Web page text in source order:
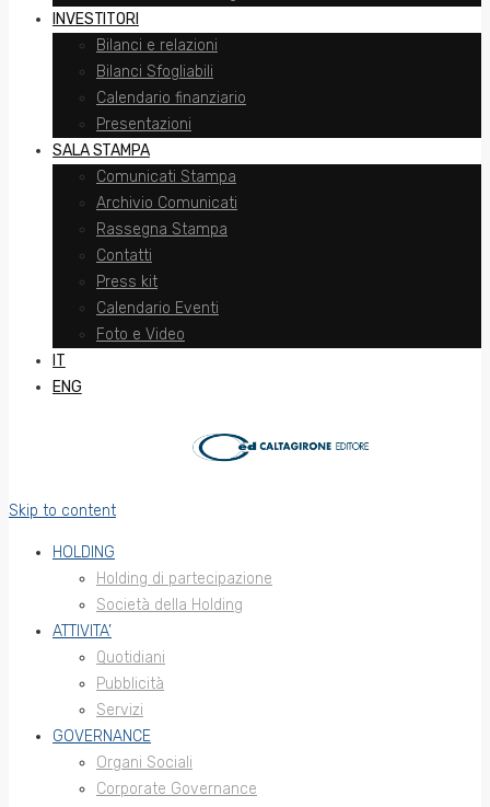
INVESTITORI
Bilanci e relazioni
Bilanci Sfogliabili
Calendario finanziario
Presentazioni
SALA STAMPA
Comunicati Stampa
Archivio Comunicati
Rassegna Stampa
Contatti
Press kit
Calendario Eventi
Foto e Video
IT
ENG
Skip to content
HOLDING
Holding di partecipazione
Società della Holding
ATTIVITA’
Quotidiani
Pubblicità
Servizi
GOVERNANCE
Organi Sociali
Corporate Governance